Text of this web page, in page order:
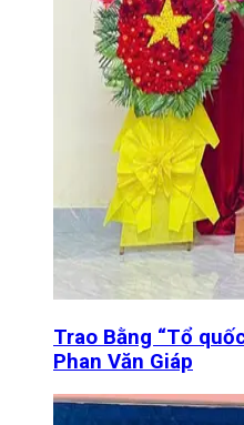
Trao Bằng “Tổ
Phan Văn Giáp